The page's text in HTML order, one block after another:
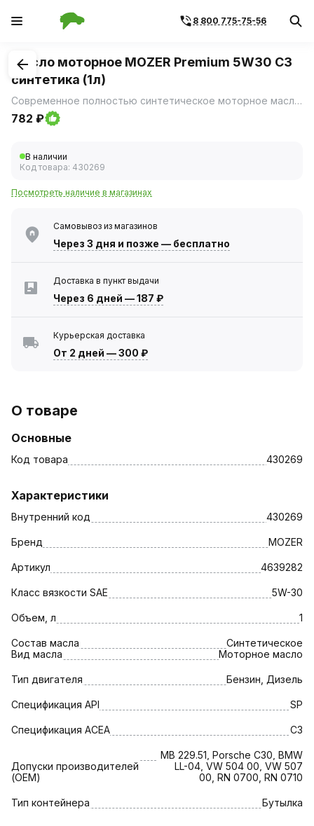
8 800 775-75-56
1/2
Масло моторное MOZER Premium 5W30 С3
синтетика (1л)
Современное полностью синтетическое моторное масло с низким содержанием золы, разработанное для обеспечения максимальной защиты и производительности современных двигателей.
782 ₽
В наличии
Код товара: 430269
Посмотреть наличие в магазинах
Самовывоз из магазинов
Через 3 дня и позже — бесплатно
Доставка в пункт выдачи
Через 6 дней —187 ₽
Курьерская доставка
От 2 дней —300 ₽
О товаре
Основные
Код товара 430269
Характеристики
Внутренний код 430269
Бренд MOZER
Артикул 4639282
Класс вязкости SAE 5W-30
Объем, л 1
Состав масла
Синтетическое
Вид масла
Моторное масло
Тип двигателя Бензин, Дизель
Спецификация API SP
Спецификация АСЕА C3
Допуски производителей
(OEM)
MB 229.51, Porsche C30, BMW
LL-04, VW 504 00, VW 507
00, RN 0700, RN 0710
Тип контейнера Бутылка